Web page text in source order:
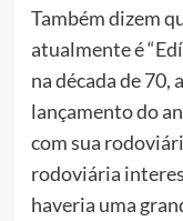
Também dizem
atualmente é
na década de 70,
lançamento do
com sua
rodoviária
haveria uma